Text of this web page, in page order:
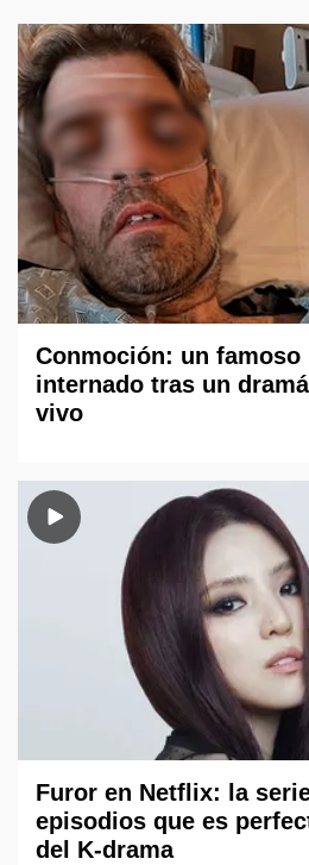
Conmoción: un
internado tras un
vivo
Furor en Netflix: la
episodios que es
del K-drama